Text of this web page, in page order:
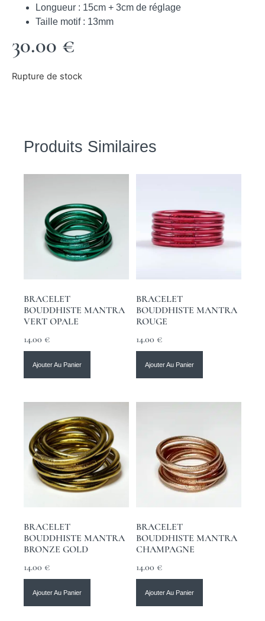
Longueur : 15cm + 3cm de réglage
Taille motif : 13mm
30.00 €
Rupture de stock
Produits Similaires
BRACELET
BOUDDHISTE MANTRA
VERT OPALE
14.00 €
Ajouter Au Panier
BRACELET
BOUDDHISTE MANTRA
ROUGE
14.00 €
Ajouter Au Panier
BRACELET
BOUDDHISTE MANTRA
BRONZE GOLD
14.00 €
Ajouter Au Panier
BRACELET
BOUDDHISTE MANTRA
CHAMPAGNE
14.00 €
Ajouter Au Panier